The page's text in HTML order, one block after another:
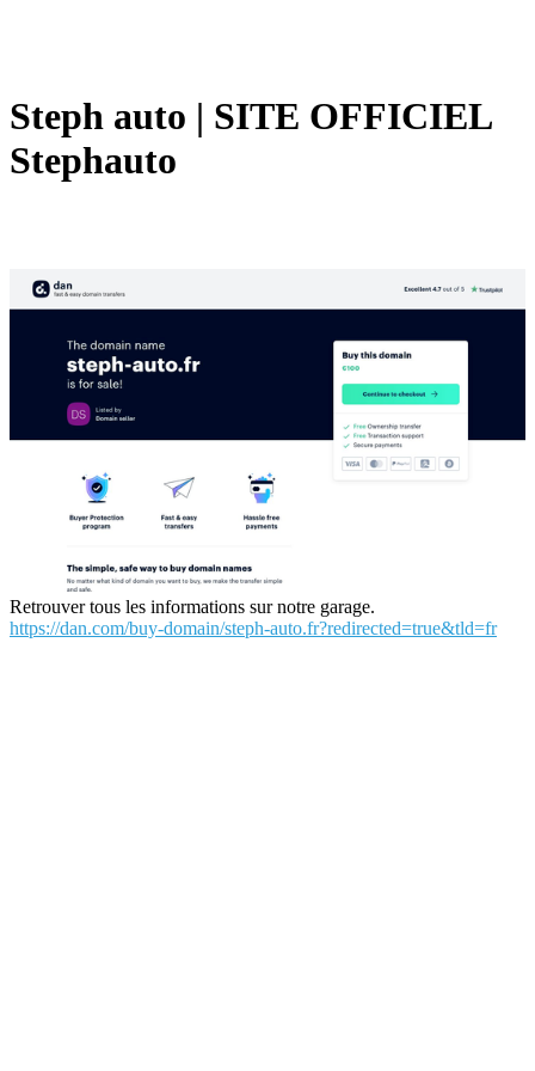
Steph auto | SITE OFFICIEL
Stephauto
Retrouver tous les informations sur notre garage.
https://dan.com/buy-domain/steph-auto.fr?redirected=true&tld=fr